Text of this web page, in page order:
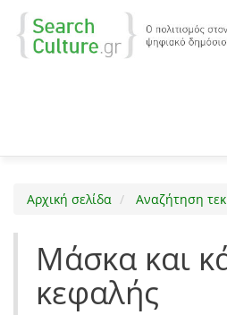
Αρχική σελίδα Αναζήτηση
Μάσκα και
κεφαλής